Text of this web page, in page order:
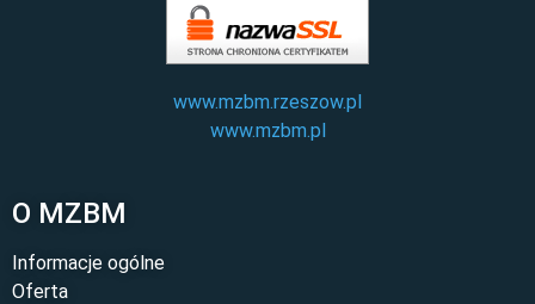
O MZBM
Informacje ogólne
Oferta
www.mzbm.rzeszow.pl
www.mzbm.pl